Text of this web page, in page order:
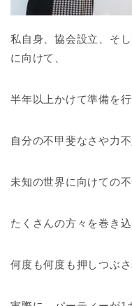
私自身、協会設立、そ
に向けて、
半年以上かけて準備を
自分の不甲斐なさや力不
未知の世界に向けての不
たくさんの方々を巻き
何度も何度も押しつぶ